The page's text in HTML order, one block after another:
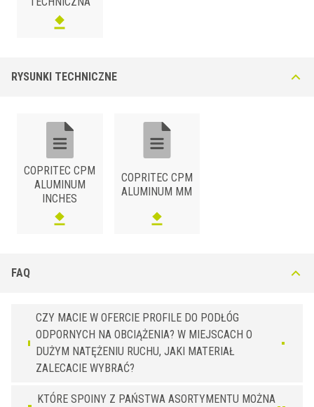
RYSUNKI TECHNICZNE
COPRITEC CPM
ALUMINUM
INCHES
COPRITEC CPM
ALUMINUM MM
FAQ
CZY MACIE W OFERCIE PROFILE DO PODŁÓG
ODPORNYCH NA OBCIĄŻENIA? W MIEJSCACH O
DUŻYM NATĘŻENIU RUCHU, JAKI MATERIAŁ
ZALECACIE WYBRAĆ?
KTÓRE SPOINY Z PAŃSTWA ASORTYMENTU MOŻNA